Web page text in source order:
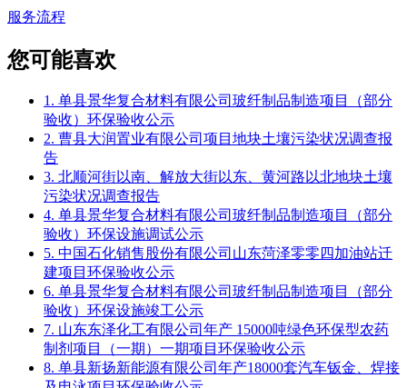
服务流程
您可能喜欢
1. 单县景华复合材料有限公司玻纤制品制造项目（部分
验收）环保验收公示
2. 曹县大润置业有限公司项目地块土壤污染状况调查报
告
3. 北顺河街以南、解放大街以东、黄河路以北地块土壤
污染状况调查报告
4. 单县景华复合材料有限公司玻纤制品制造项目（部分
验收）环保设施调试公示
5. 中国石化销售股份有限公司山东菏泽零零四加油站迁
建项目环保验收公示
6. 单县景华复合材料有限公司玻纤制品制造项目（部分
验收）环保设施竣工公示
7. 山东东泽化工有限公司年产 15000吨绿色环保型农药
制剂项目（一期）一期项目环保验收公示
8. 单县新扬新能源有限公司年产18000套汽车钣金、焊接